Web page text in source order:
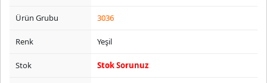
Ürün Grubu 3036
Renk Yeşil
Stok Stok Sorunuz